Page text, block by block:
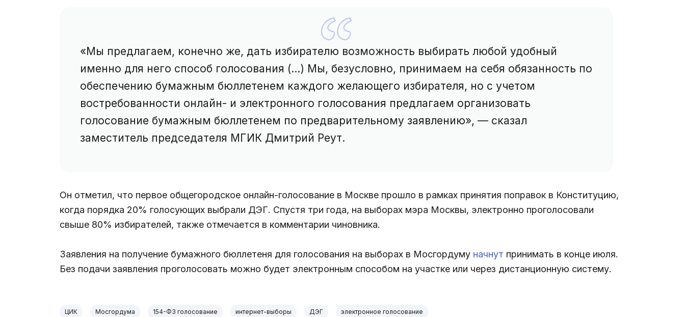
«Мы предлагаем, конечно же, дать избирателю возможность выбирать любой удобный
именно для него способ голосования (...) Мы, безусловно, принимаем на себя обязанность по
обеспечению бумажным бюллетенем каждого желающего избирателя, но с учетом
востребованности онлайн- и электронного голосования предлагаем организовать
голосование бумажным бюллетенем по предварительному заявлению», — сказал
заместитель председателя МГИК Дмитрий Реут.
Он отметил, что первое общегородское онлайн-голосование в Москве прошло в рамках принятия поправок в Конституцию,
когда порядка 20% голосующих выбрали ДЭГ. Спустя три года, на выборах мэра Москвы, электронно проголосовали
свыше 80% избирателей, также отмечается в комментарии чиновника.
Заявления на получение бумажного бюллетеня для голосования на выборах в Мосгордуму начнут принимать в конце июля.
Без подачи заявления проголосовать можно будет электронным способом на участке или через дистанционную систему.
ЦИК Мосгордума 154-ФЗ голосование интернет-выборы ДЭГ электронное голосование